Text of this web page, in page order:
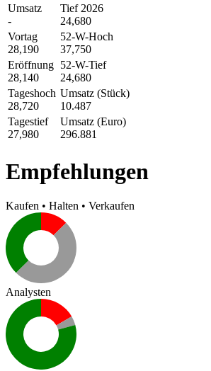
Umsatz
-
Tief 2026
24,680
Vortag
28,190
52-W-Hoch
37,750
Eröffnung
28,140
52-W-Tief
24,680
Tageshoch
28,720
Umsatz (Stück)
10.487
Tagestief
27,980
Umsatz (Euro)
296.881
Empfehlungen
Kaufen • Halten • Verkaufen
Analysten